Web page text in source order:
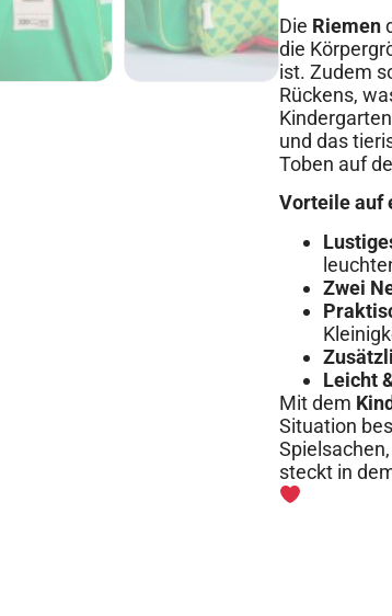
Die Riemen
die
ist. Zudem
Rückens,
und das
Toben auf
Vorteile auf
Zwei
Leicht
Mit dem
Situation
steckt in